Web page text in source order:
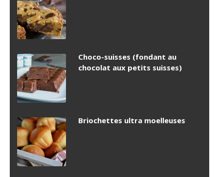
Choco-suisses (fondant au
chocolat aux petits suisses)
Briochettes ultra moelleuses